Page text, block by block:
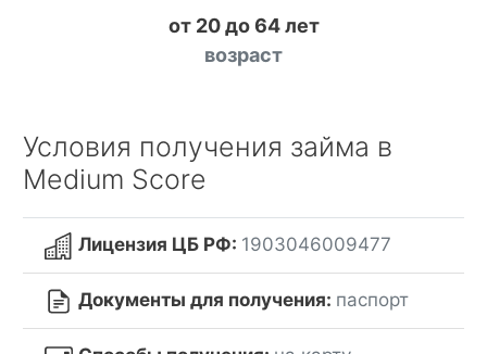
от 20 до 64 лет
возраст
Условия получения займа в
Medium Score
Лицензия ЦБ РФ: 1903046009477
Документы для получения: паспорт